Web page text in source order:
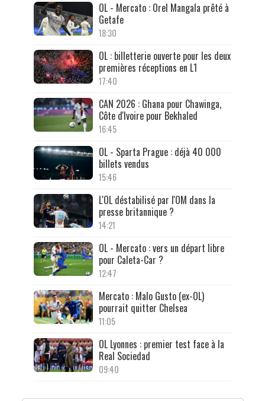
OL - Mercato : Orel Mangala prêté à
Getafe
18:30
OL : billetterie ouverte pour les deux
premières réceptions en L1
17:40
CAN 2026 : Ghana pour Chawinga,
Côte d'Ivoire pour Bekhaled
16:45
OL - Sparta Prague : déjà 40 000
billets vendus
15:46
L'OL déstabilisé par l'OM dans la
presse britannique ?
14:21
OL - Mercato : vers un départ libre
pour Caleta-Car ?
12:47
Mercato : Malo Gusto (ex-OL)
pourrait quitter Chelsea
11:05
OL Lyonnes : premier test face à la
Real Sociedad
09:40